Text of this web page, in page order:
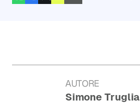
AUTORE
:Simone Truglia